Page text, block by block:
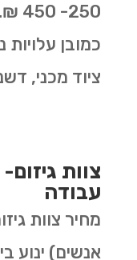
כמובן עלויות
ציוד מכני,
צוות
עבודה
מחיר צוות